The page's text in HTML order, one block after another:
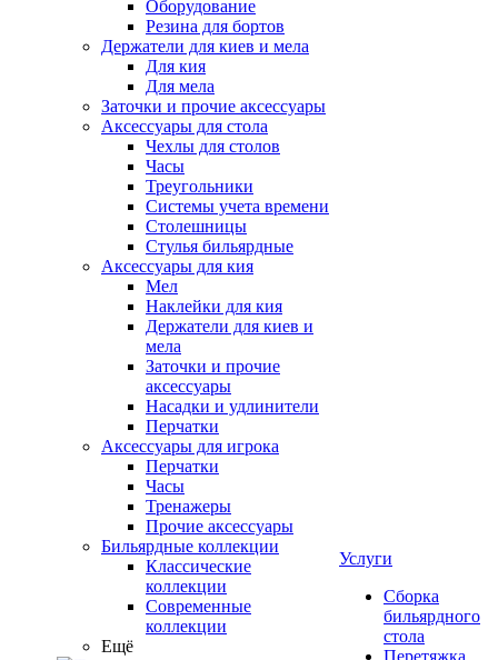
Оборудование
Резина для бортов
Держатели для киев и мела
Для кия
Для мела
Заточки и прочие аксессуары
Аксессуары для стола
Чехлы для столов
Часы
Треугольники
Системы учета времени
Столешницы
Стулья бильярдные
Аксессуары для кия
Мел
Наклейки для кия
Держатели для киев и
мела
Заточки и прочие
аксессуары
Насадки и удлинители
Перчатки
Аксессуары для игрока
Перчатки
Часы
Тренажеры
Прочие аксессуары
Бильярдные коллекции
Классические
коллекции
Современные
коллекции
Ещё
Услуги
Сборка
бильярдного
стола
Перетяжка